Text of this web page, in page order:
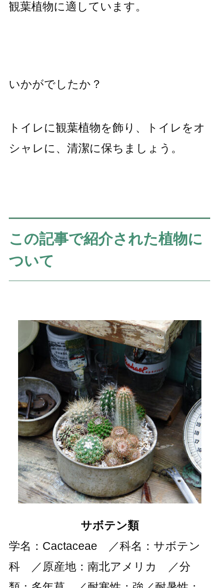
観葉植物に適しています。
いかがでしたか？
トイレに観葉植物を飾り、トイレをオ
シャレに、清潔に保ちましょう。
この記事で紹介された植物に
ついて
サボテン類
学名：Cactaceae ／科名：サボテン
科 ／原産地：南北アメリカ ／分